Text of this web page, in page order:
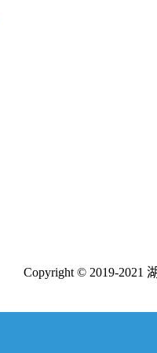
Copyright © 2019-2021